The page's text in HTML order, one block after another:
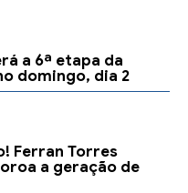
a 6ª etapa da
domingo, dia 2
Ferran Torres
a geração de